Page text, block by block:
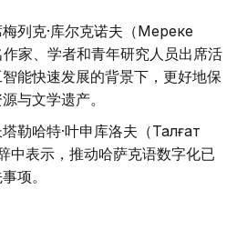
列克·库尔克诺夫（Мереке
家、学者和青年研究人员出席活
能快速发展的背景下，更好地保
与文学遗产。
勒哈特·叶申库洛夫（Талғат
表示，推动哈萨克语数字化已
项。